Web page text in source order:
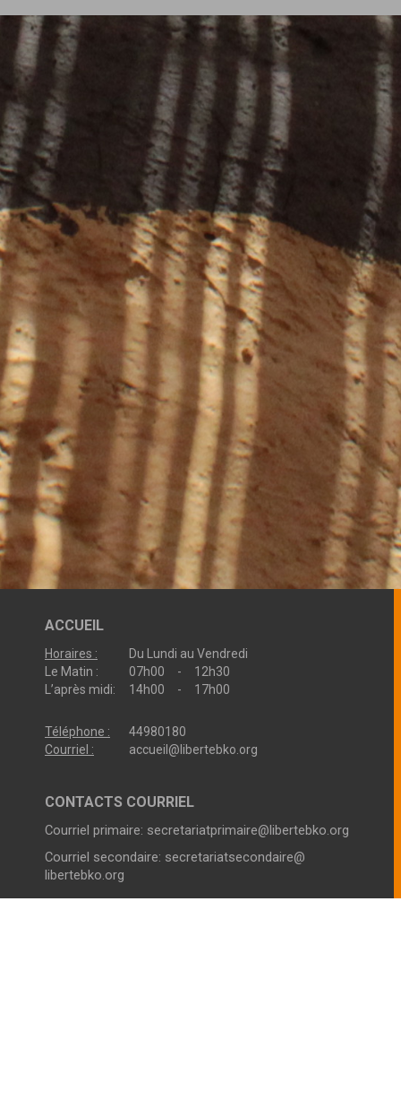
ACCUEIL
Horaires :
Le Matin :
L’après midi:
Du Lundi au Vendredi
07h00 - 12h30
14h00 - 17h00
Téléphone :
Courriel :
44980180
accueil@libertebko.org
CONTACTS COURRIEL
Courriel primaire: secretariatprimaire@libertebko.org
Courriel secondaire: secretariatsecondaire@
libertebko.org